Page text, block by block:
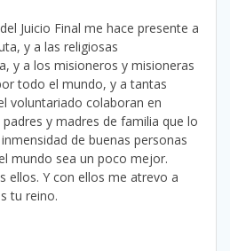
Juicio Final me hace presente a
y a las religiosas
y a los misioneros y misioneras
todo el mundo, y a tantas
voluntariado colaboran en
y madres de familia que lo
de buenas personas
mundo sea un poco mejor.
ellos. Y con ellos me atrevo a
tu reino.